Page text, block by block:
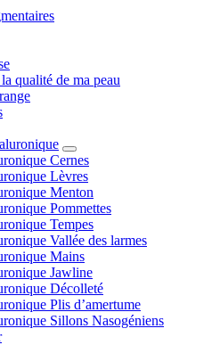
qualité de ma peau
Cernes
Lèvres
Menton
Pommettes
Tempes
Vallée des larmes
Mains
Jawline
Décolleté
Plis d’amertume
Sillons Nasogéniens